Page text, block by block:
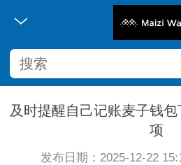
及时提醒自己记账麦子钱
项
发布日期：2025-12-22